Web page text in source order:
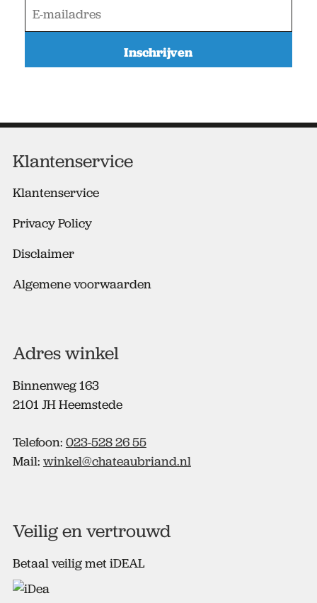
-
m
i
d
s
Klantenservice
Klantenservice
Privacy Policy
Disclaimer
Algemene voorwaarden
Adres winkel
Binnenweg 163
2101 JH Heemstede
Telefoon: 023-528 26 55
Mail: winkel@chateaubriand.nl
Veilig en vertrouwd
Betaal veilig met iDEAL